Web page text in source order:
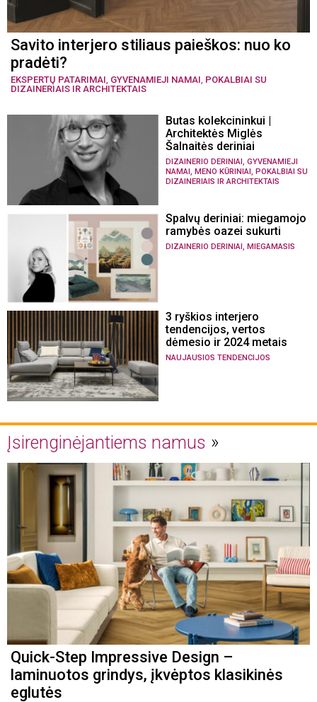
Savito interjero stiliaus paieškos: nuo ko
pradėti?
EKSPERTŲ PATARIMAI GYVENAMIEJI NAMAI POKALBIAI SU
DIZAINERIAIS IR ARCHITEKTAIS
Butas kolekcininkui |
Architektės Miglės
Šalnaitės deriniai
DIZAINERIO DERINIAI GYVENAMIEJI
NAMAI MENO KŪRINIAI POKALBIAI SU
DIZAINERIAIS IR ARCHITEKTAIS
Spalvų deriniai: miegamojo
ramybės oazei sukurti
DIZAINERIO DERINIAI , MIEGAMASIS
3 ryškios interjero
tendencijos, vertos
dėmesio ir 2024 metais
NAUJAUSIOS TENDENCIJOS
Įsirenginėjantiems namus
Quick-Step Impressive Design –
laminuotos grindys, įkvėptos klasikinės
eglutės